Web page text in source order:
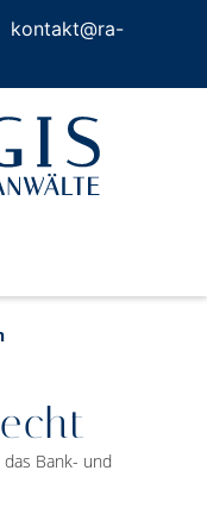
kontakt@ra-
Bank- und